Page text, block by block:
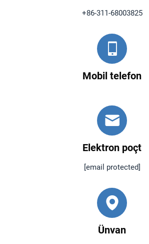
+86-311-68003825
Mobil telefon
Elektron poçt
[email protected]
Ünvan